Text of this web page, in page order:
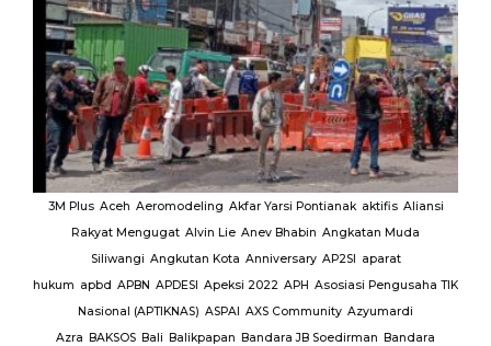
3M Plus Aceh Aeromodeling Akfar Yarsi Pontianak aktifis Aliansi
Rakyat Mengugat Alvin Lie Anev Bhabin Angkatan Muda
Siliwangi Angkutan Kota Anniversary AP2SI aparat
hukum apbd APBN APDESI Apeksi 2022 APH Asosiasi Pengusaha TIK
Nasional (APTIKNAS) ASPAI AXS Community Azyumardi
Azra BAKSOS Bali Balikpapan Bandara JB Soedirman Bandara